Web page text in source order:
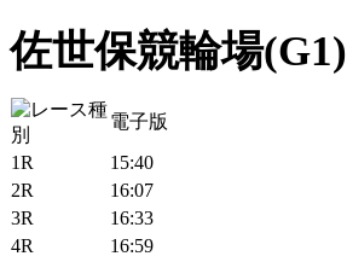
佐世保競輪場(G1)
電子版
1R
15:40
2R
16:07
3R
16:33
4R
16:59